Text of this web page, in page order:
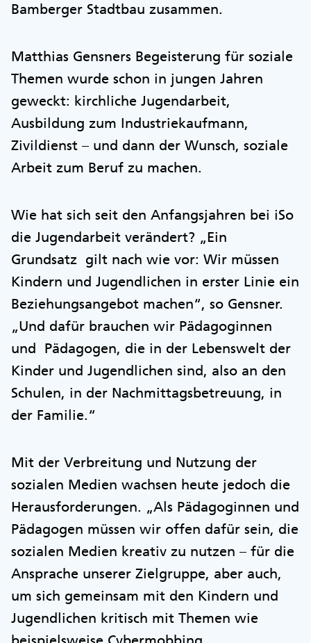
Bamberger Stadtbau zusammen.
Matthias Gensners Begeisterung für soziale
Themen wurde schon in jungen Jahren
geweckt: kirchliche Jugendarbeit,
Ausbildung zum Industriekaufmann,
Zivildienst – und dann der Wunsch, soziale
Arbeit zum Beruf zu machen.
Wie hat sich seit den Anfangsjahren bei iSo
die Jugendarbeit verändert? „Ein
Grundsatz gilt nach wie vor: Wir müssen
Kindern und Jugendlichen in erster Linie ein
Beziehungsangebot machen“, so Gensner.
„Und dafür brauchen wir Pädagoginnen
und Pädagogen, die in der Lebenswelt der
Kinder und Jugendlichen sind, also an den
Schulen, in der Nachmittagsbetreuung, in
der Familie.“
Mit der Verbreitung und Nutzung der
sozialen Medien wachsen heute jedoch die
Herausforderungen. „Als Pädagoginnen und
Pädagogen müssen wir offen dafür sein, die
sozialen Medien kreativ zu nutzen – für die
Ansprache unserer Zielgruppe, aber auch,
um sich gemeinsam mit den Kindern und
Jugendlichen kritisch mit Themen wie